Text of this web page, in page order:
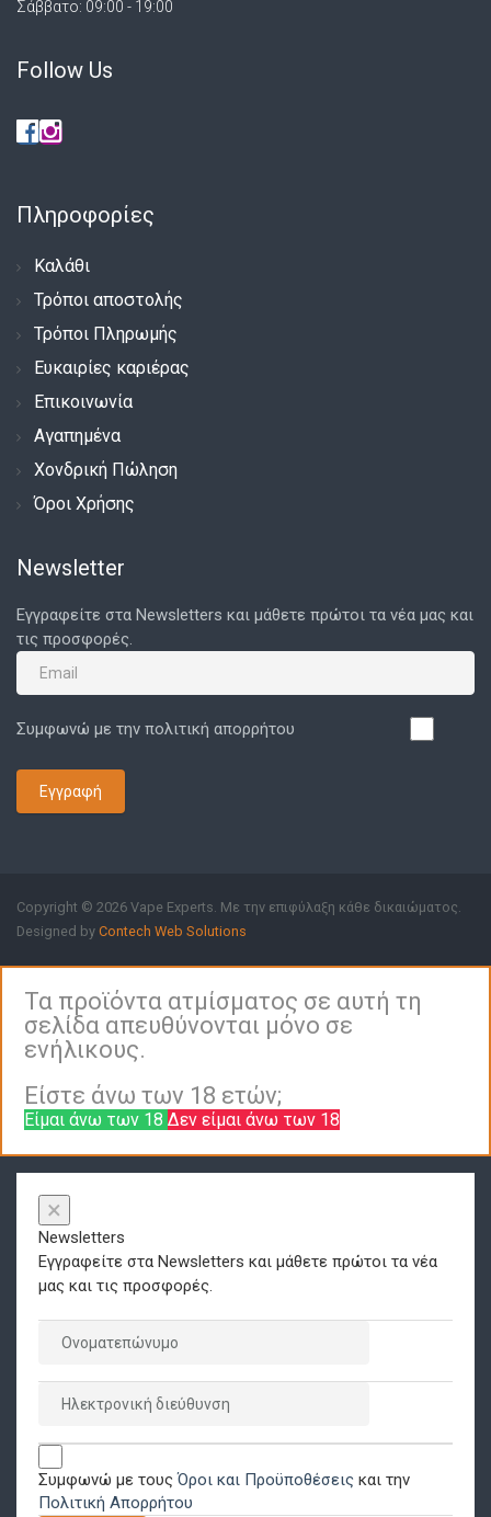
Σάββατο: 09:00 - 19:00
Follow Us
Πληροφορίες
Καλάθι
Τρόποι αποστολής
Τρόποι Πληρωμής
Ευκαιρίες καριέρας
Επικοινωνία
Αγαπημένα
Χονδρική Πώληση
Όροι Χρήσης
Newsletter
Εγγραφείτε στα Newsletters και μάθετε πρώτοι τα νέα μας και
τις προσφορές.
Συμφωνώ με την πολιτική απορρήτου
Εγγραφή
Copyright © 2026 Vape Experts. Με την επιφύλαξη κάθε δικαιώματος.
Designed by Contech Web Solutions
Τα προϊόντα ατμίσματος σε αυτή τη
σελίδα απευθύνονται μόνο σε
ενήλικους.
Είστε άνω των 18 ετών;
Είμαι άνω των 18 Δεν είμαι άνω των 18
×
Newsletters
Εγγραφείτε στα Newsletters και μάθετε πρώτοι τα νέα
μας και τις προσφορές.
Συμφωνώ με τουςΌροι και Προϋποθέσεις και την
Πολιτική Απορρήτου